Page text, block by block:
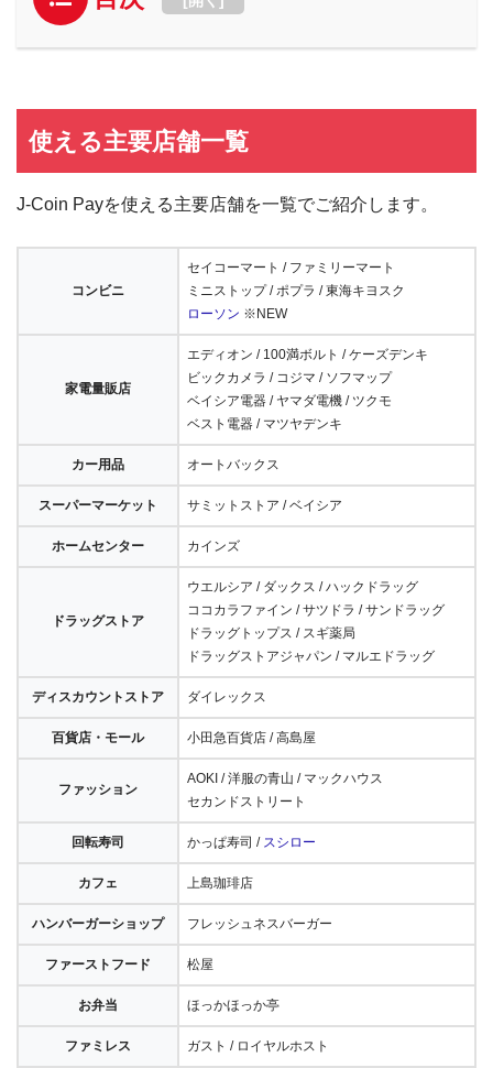
使える主要店舗一覧
J-Coin Payを使える主要店舗を一覧でご紹介します。
コンビニ
セイコーマート / ファミリーマート
ミニストップ / ポプラ / 東海キヨスク
ローソン ※NEW
家電量販店
エディオン / 100満ボルト / ケーズデンキ
ビックカメラ / コジマ / ソフマップ
ベイシア電器 / ヤマダ電機 / ツクモ
ベスト電器 / マツヤデンキ
カー用品 オートバックス
スーパーマーケット サミットストア / ベイシア
ホームセンター カインズ
ドラッグストア
ウエルシア / ダックス / ハックドラッグ
ココカラファイン / サツドラ / サンドラッグ
ドラッグトップス / スギ薬局
ドラッグストアジャパン / マルエドラッグ
ディスカウントストア ダイレックス
百貨店・モール 小田急百貨店 / 高島屋
ファッション
AOKI / 洋服の青山 / マックハウス
セカンドストリート
回転寿司 かっぱ寿司 / スシロー
カフェ 上島珈琲店
ハンバーガーショップ フレッシュネスバーガー
ファーストフード 松屋
お弁当 ほっかほっか亭
ファミレス ガスト / ロイヤルホスト